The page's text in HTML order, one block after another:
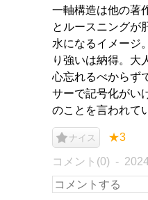
一軸構造は他の著
とルースニングが
水になるイメージ
り強いは納得。大
心忘れるべからず
サーで記号化がい
のことを言われて
ナイス ★3
コメント(0)